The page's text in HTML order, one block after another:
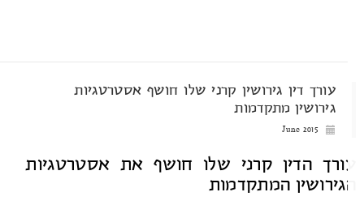
עורך דין גירושין קרני שלו חושף אסטרטגיות
גירושין מתקדמות
June 2015
הדין קרני שלו חושף את אסטרטגיות
המתקדמות